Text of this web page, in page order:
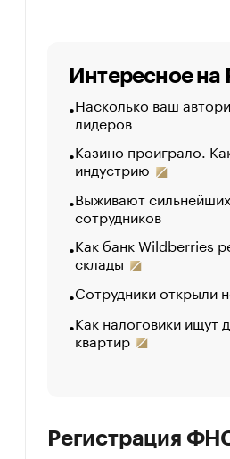
Интересное на
Насколько ваш
лидеров
Казино проиграло.
индустрию
Выживают
сотрудников
Как банк Wildberries
склады
Сотрудники открыли
Как налоговики ищут
квартир
Регистрация